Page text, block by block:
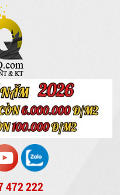
472 222